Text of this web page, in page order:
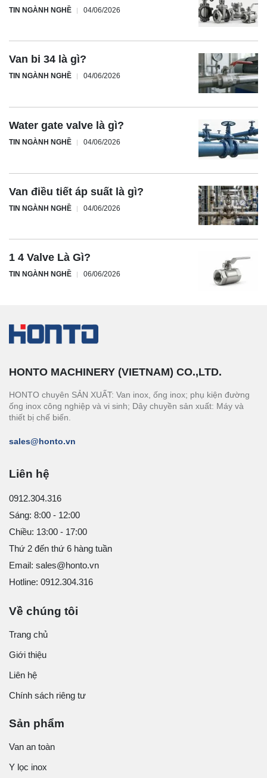
TIN NGÀNH NGHỀ 04/06/2026
Van bi 34 là gì?
TIN NGÀNH NGHỀ 04/06/2026
Water gate valve là gì?
TIN NGÀNH NGHỀ 04/06/2026
Van điều tiết áp suất là gì?
TIN NGÀNH NGHỀ 04/06/2026
1 4 Valve Là Gì?
TIN NGÀNH NGHỀ 06/06/2026
HONTO MACHINERY (VIETNAM) CO.,LTD.
HONTO chuyên SẢN XUẤT: Van inox, ống inox; phụ kiện đường
ống inox công nghiệp và vi sinh; Dây chuyền sản xuất: Máy và
thiết bị chế biến.
sales@honto.vn
Liên hệ
0912.304.316
Sáng: 8:00 - 12:00
Chiều: 13:00 - 17:00
Thứ 2 đến thứ 6 hàng tuần
Email: sales@honto.vn
Hotline: 0912.304.316
Về chúng tôi
Trang chủ
Giới thiệu
Liên hệ
Chính sách riêng tư
Sản phẩm
Van an toàn
Y lọc inox